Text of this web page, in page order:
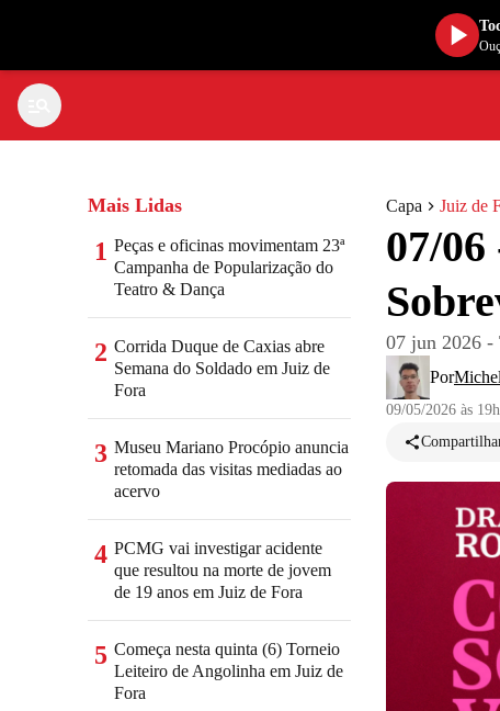
Capa Juiz de
07/
07 jun 2026 -
Por
09/05/2026 às
Mais Lidas
1 Peças e oficinas movimentam 23ª
Campanha de Popularização do
Teatro & Dança
2 Corrida Duque de Caxias abre
Semana do Soldado em Juiz de
Fora
3 Museu Mariano Procópio anuncia
retomada das visitas mediadas ao
acervo
4 PCMG vai investigar acidente
que resultou na morte de jovem
de 19 anos em Juiz de Fora
5 Começa nesta quinta (6) Torneio
Leiteiro de Angolinha em Juiz de
Fora